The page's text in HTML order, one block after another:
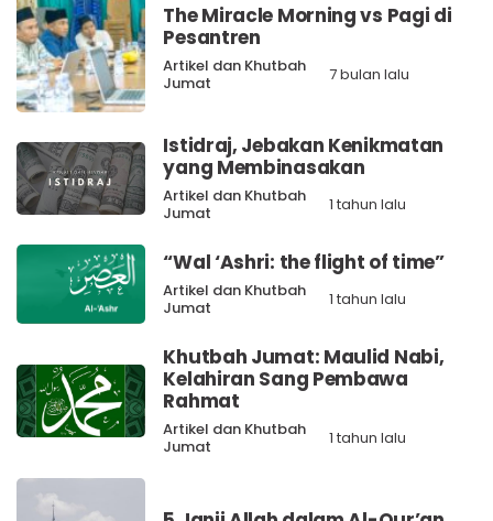
The Miracle Morning vs Pagi di
Pesantren
Artikel dan Khutbah
Jumat
7 bulan lalu
Istidraj, Jebakan Kenikmatan
yang Membinasakan
Artikel dan Khutbah
Jumat
1 tahun lalu
“Wal ‘Ashri: the flight of time”
Artikel dan Khutbah
Jumat
1 tahun lalu
Khutbah Jumat: Maulid Nabi,
Kelahiran Sang Pembawa
Rahmat
Artikel dan Khutbah
Jumat
1 tahun lalu